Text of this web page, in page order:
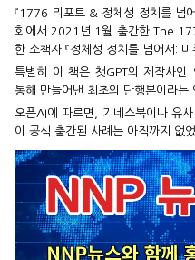
『1776 리포트 & 정체성 정치를 넘
회에서 2021년 1월 출간한 The
한 소책자 『정체성 정치를 넘어서:
특별히 이 책은 챗GPT의 제작사인
통해 만들어낸 최초의 단행본이라는
오픈AI에 따르면, 기네스북이나 유
이 공식 출간된 사례는 아직까지 없었